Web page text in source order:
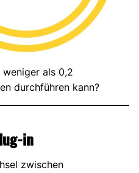
als 0,2
durchführen kann?
in
zwischen